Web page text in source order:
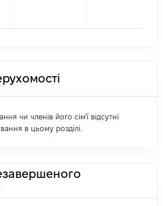
чи членів його сім'ї відсутні
в цьому розділі.